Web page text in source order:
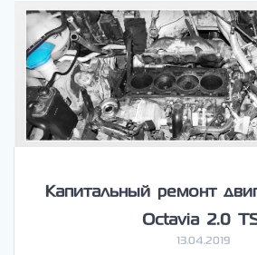
Капитальный ремонт
Octavia 2.0
13.04.2019